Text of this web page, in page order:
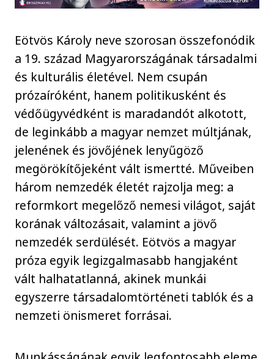
Eötvös Károly neve szorosan összefonódik
a 19. század Magyarországának társadalmi
és kulturális életével. Nem csupán
prózaíróként, hanem politikusként és
védőügyvédként is maradandót alkotott,
de leginkább a magyar nemzet múltjának,
jelenének és jövőjének lenyűgöző
megörökítőjeként vált ismertté. Műveiben
három nemzedék életét rajzolja meg: a
reformkort megelőző nemesi világot, saját
korának változásait, valamint a jövő
nemzedék serdülését. Eötvös a magyar
próza egyik legizgalmasabb hangjaként
vált halhatatlanná, akinek munkái
egyszerre társadalomtörténeti tablók és a
nemzeti önismeret forrásai.